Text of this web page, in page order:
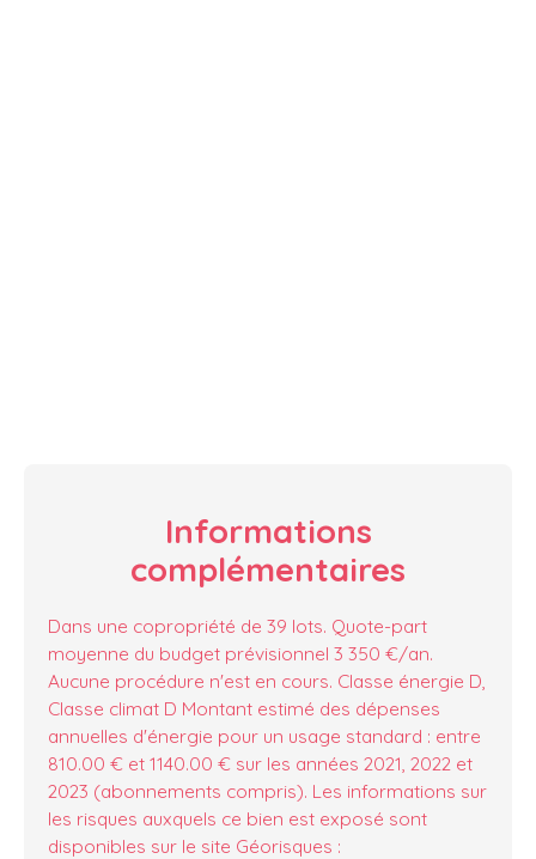
Informations
complémentaires
Dans une copropriété de 39 lots. Quote-part
moyenne du budget prévisionnel 3 350 €/an.
Aucune procédure n'est en cours. Classe énergie D,
Classe climat D Montant estimé des dépenses
annuelles d'énergie pour un usage standard : entre
810.00 € et 1140.00 € sur les années 2021, 2022 et
2023 (abonnements compris). Les informations sur
les risques auxquels ce bien est exposé sont
disponibles sur le site Géorisques :